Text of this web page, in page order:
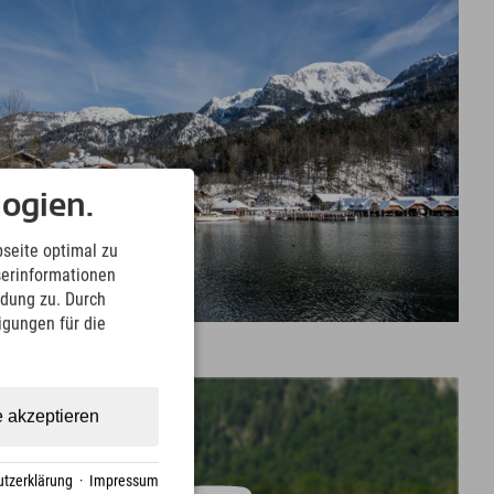
optimal zu
zu. Durch
für die
akzeptieren
· Impressum